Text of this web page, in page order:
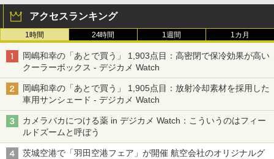
アクセスランキング
1時間 24時間 1週間 1カ月
岡嶋和幸の「あとで買う」 1,903点目：高密閉で保冷効果が高い
クーラーボックス - デジカメ Watch
岡嶋和幸の「あとで買う」 1,905点目：放射冷却素材を採用した
車用サンシェード - デジカメ Watch
カメラバカにつける薬 in デジカメ Watch：こういうのはフィー
ルドズームと呼ぼう
茨城空港で「羽田空港フェア」が開催 航空会社のオリジナルグ